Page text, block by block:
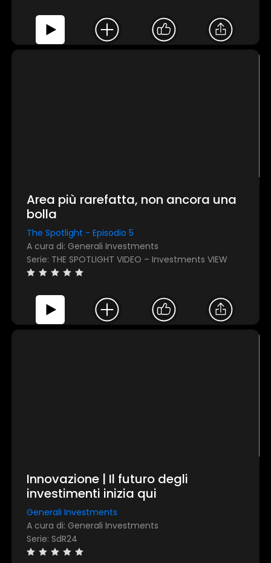
TEST
pubblicità e social media, i quali potrebbero combinarle
con altre informazioni che ha fornito loro o che hanno
raccolto dal suo utilizzo dei loro servizi.
Area più rarefatta, non ancora una
bolla
The Spotlight - Episodio 5
A cura di: Generali Investments
Serie: THE SPOTLIGHT VIDEO – Investments VIEW
Innovazione | Il futuro degli
investimenti inizia qui
Generali Investments
A cura di: Generali Investments
Serie: SdR24
5 stars
4 stars
3 stars
2 stars
1 star
Invia